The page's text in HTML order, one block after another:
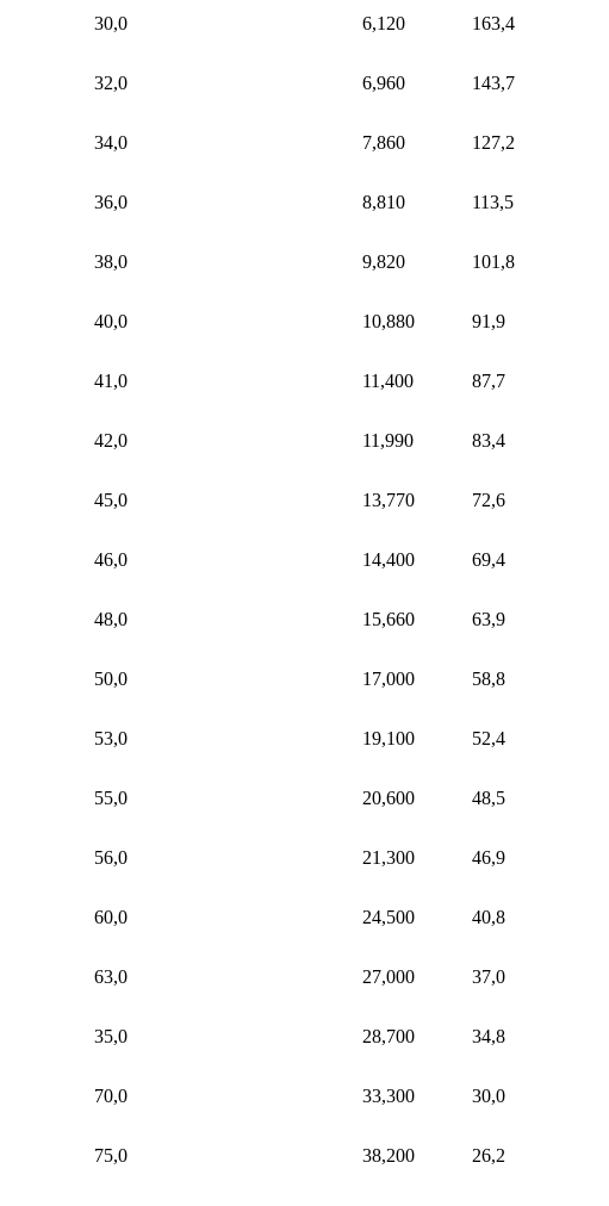
30,0 6,120 163,4
32,0 6,960 143,7
34,0 7,860 127,2
36,0 8,810 113,5
38,0 9,820 101,8
40,0 10,880 91,9
41,0 11,400 87,7
42,0 11,990 83,4
45,0 13,770 72,6
46,0 14,400 69,4
48,0 15,660 63,9
50,0 17,000 58,8
53,0 19,100 52,4
55,0 20,600 48,5
56,0 21,300 46,9
60,0 24,500 40,8
63,0 27,000 37,0
35,0 28,700 34,8
70,0 33,300 30,0
75,0 38,200 26,2